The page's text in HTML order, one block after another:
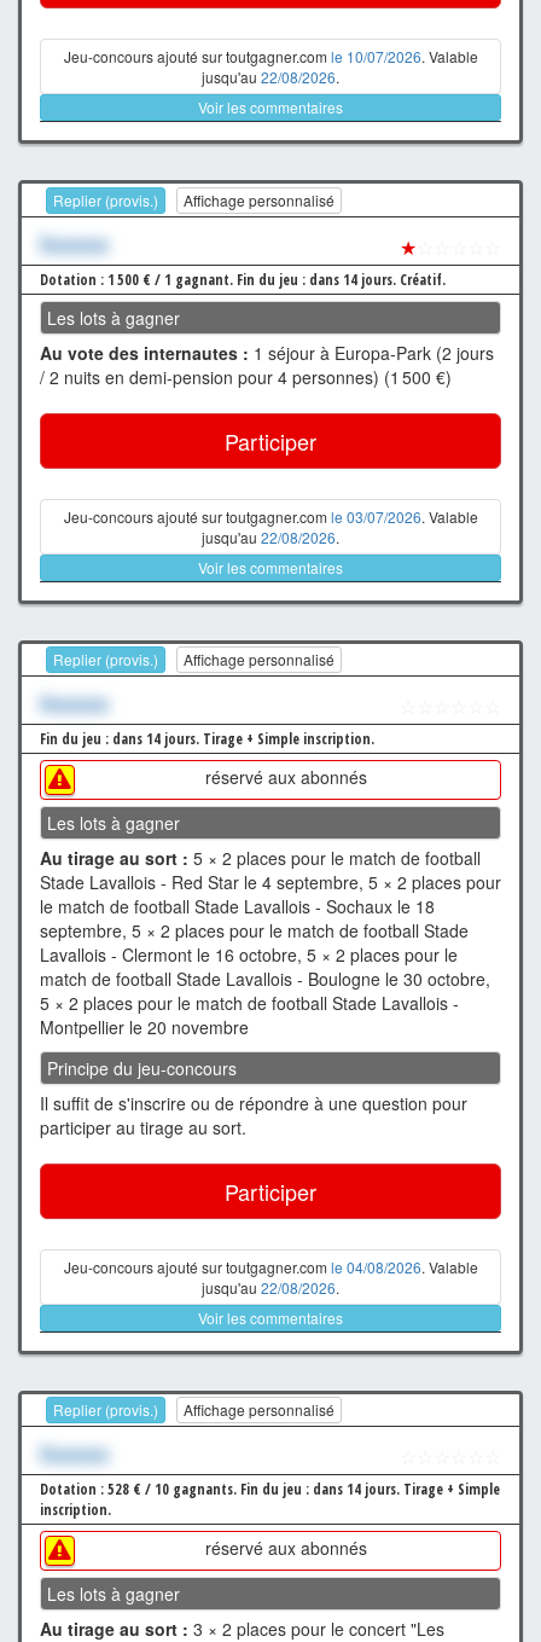
Jeu-concours ajouté sur toutgagner.com le 10/07/2026. Valable
jusqu'au 22/08/2026.
Voir les commentaires
Replier (provis.) Affichage personnalisé
Xxxxxxx ★
Dotation : 1 500 € / 1 gagnant. Fin du jeu : dans 14 jours. Créatif.
Les lots à gagner
Au vote des internautes : 1 séjour à Europa-Park (2 jours
/ 2 nuits en demi-pension pour 4 personnes) (1 500 €)
Participer
Jeu-concours ajouté sur toutgagner.com le 03/07/2026. Valable
jusqu'au 22/08/2026.
Voir les commentaires
Replier (provis.) Affichage personnalisé
Xxxxxxx
Fin du jeu : dans 14 jours. Tirage + Simple inscription.
réservé aux abonnés
Les lots à gagner
Au tirage au sort : 5 × 2 places pour le match de football
Stade Lavallois - Red Star le 4 septembre, 5 × 2 places pour
le match de football Stade Lavallois - Sochaux le 18
septembre, 5 × 2 places pour le match de football Stade
Lavallois - Clermont le 16 octobre, 5 × 2 places pour le
match de football Stade Lavallois - Boulogne le 30 octobre,
5 × 2 places pour le match de football Stade Lavallois -
Montpellier le 20 novembre
Principe du jeu-concours
Il suffit de s'inscrire ou de répondre à une question pour
participer au tirage au sort.
Participer
Jeu-concours ajouté sur toutgagner.com le 04/08/2026. Valable
jusqu'au 22/08/2026.
Voir les commentaires
Replier (provis.) Affichage personnalisé
Xxxxxxx
Dotation : 528 € / 10 gagnants. Fin du jeu : dans 14 jours. Tirage + Simple
inscription.
réservé aux abonnés
Les lots à gagner
Au tirage au sort : 3 × 2 places pour le concert "Les